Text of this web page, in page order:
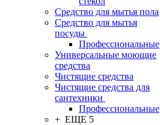
Средство для мытья пола
Средство для мытья
посуды
Профессиональные
Универсальные моющие
средства
Чистящие средства
Чистящие средства для
сантехники
Профессиональные
+ ЕЩЕ 5